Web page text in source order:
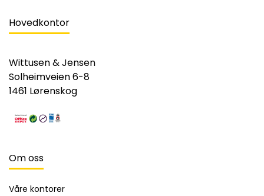
Hovedkontor
Wittusen & Jensen
Solheimveien 6-8
1461 Lørenskog
Om oss
Våre kontorer